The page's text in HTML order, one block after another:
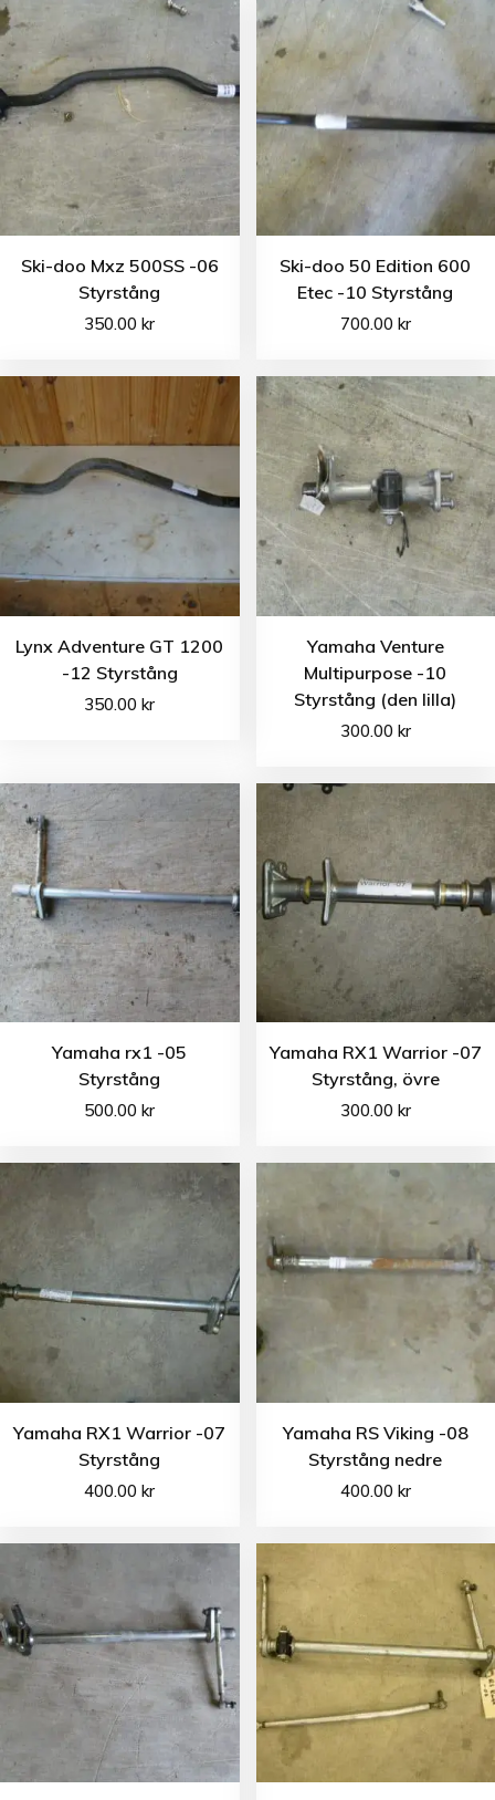
Ski-doo Mxz 500SS -06
Styrstång
350.00kr
Ski-doo 50 Edition 600
Etec -10 Styrstång
700.00 kr
Lynx Adventure GT 1200
-12 Styrstång
350.00kr
Yamaha Venture
Multipurpose -10
Styrstång (den lilla)
300.00 kr
Yamaha rx1 -05
Styrstång
500.00kr
Yamaha RX1 Warrior -07
Styrstång, övre
300.00 kr
Yamaha RX1 Warrior -07
Styrstång
400.00kr
Yamaha RS Viking -08
Styrstång nedre
400.00 kr